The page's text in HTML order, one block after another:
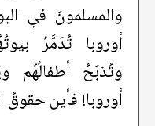
والمسلمونَ في
أوروبا تُدَمَّرُ
وتُذبَحُ
أوروبا! فأين حقوقُ